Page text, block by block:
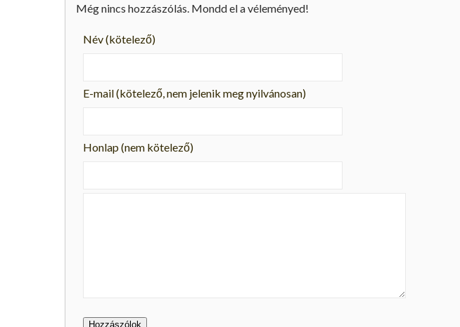
Még nincs hozzászólás. Mondd el a véleményed!
Név(kötelező)
E-mail(kötelező, nem jelenik meg nyilvánosan)
Honlap (nem kötelező)